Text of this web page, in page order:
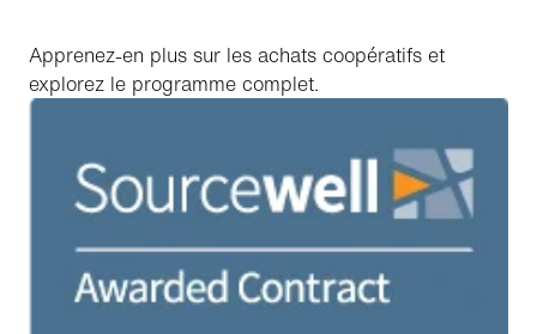
Apprenez-en plus sur les achats coopératifs et
explorez le programme complet.